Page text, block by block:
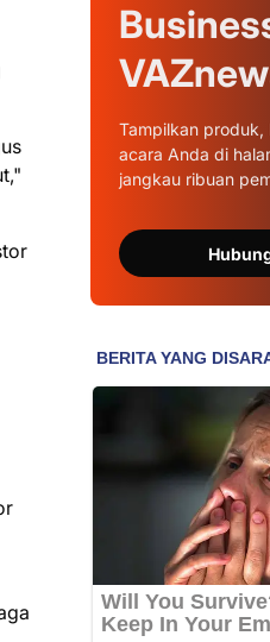
Tampilkan produk,
acara Anda di
jangkau ribuan